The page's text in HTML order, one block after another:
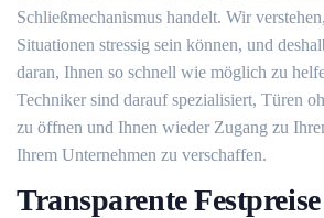
Schließmechanismus handelt. Wir
Situationen stressig sein können, und
daran, Ihnen so schnell wie möglich zu
Techniker sind darauf spezialisiert, Türen
zu öffnen und Ihnen wieder Zugang zu
Ihrem Unternehmen zu verschaffen.
Transparente